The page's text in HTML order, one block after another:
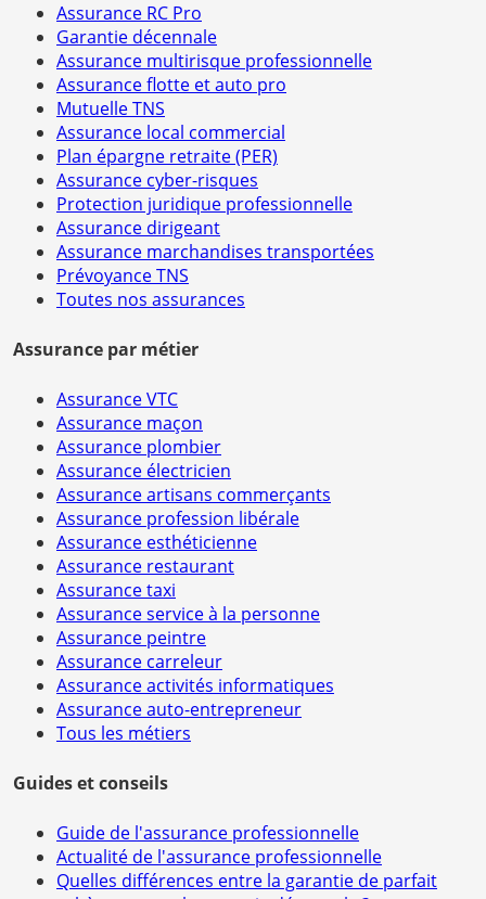
Assurance RC Pro
Garantie décennale
Assurance multirisque professionnelle
Assurance flotte et auto pro
Mutuelle TNS
Assurance local commercial
Plan épargne retraite (PER)
Assurance cyber-risques
Protection juridique professionnelle
Assurance dirigeant
Assurance marchandises transportées
Prévoyance TNS
Toutes nos assurances
Assurance par métier
Assurance VTC
Assurance maçon
Assurance plombier
Assurance électricien
Assurance artisans commerçants
Assurance profession libérale
Assurance esthéticienne
Assurance restaurant
Assurance taxi
Assurance service à la personne
Assurance peintre
Assurance carreleur
Assurance activités informatiques
Assurance auto-entrepreneur
Tous les métiers
Guides et conseils
Guide de l'assurance professionnelle
Actualité de l'assurance professionnelle
Quelles différences entre la garantie de parfait